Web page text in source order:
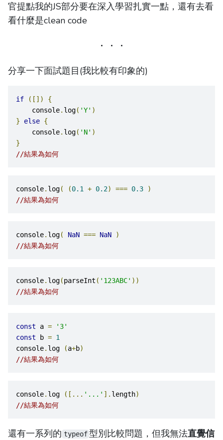
官提點我的JS部分要在深入學習扎實一點，還有去看
看什麼是clean code
分享一下面試題目(我比較有印象的)
if ([])
{
    console
. log( 'Y' )
}
else {
    console
. log( 'N' )
}
//結果為如何
console. log( (0.1 + 0.2) === 0.3
)
//結果為如何
console. log( NaN === NaN
)
//結果為如何
console. log(parseInt ( '123ABC' ))
//結果為如何
const a =
'3'
const b = 1
console. log (a+b)
//結果為如何
console. log ([... '...' ]. length)
//結果為如何
還有一系列的 typeof 型別比較問題，但我無法直覺信